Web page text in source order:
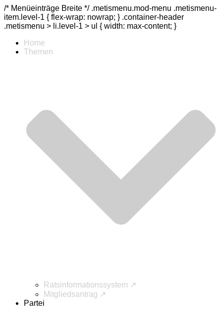
/* Menüeinträge Breite */ .metismenu.mod-menu .metismenu-
item.level-1 { flex-wrap: nowrap; } .container-header
.metismenu > li.level-1 > ul { width: max-content; }
Home
Themen
Ratsinformationssystem ↗
Mitgliedsantrag ↗
Partei